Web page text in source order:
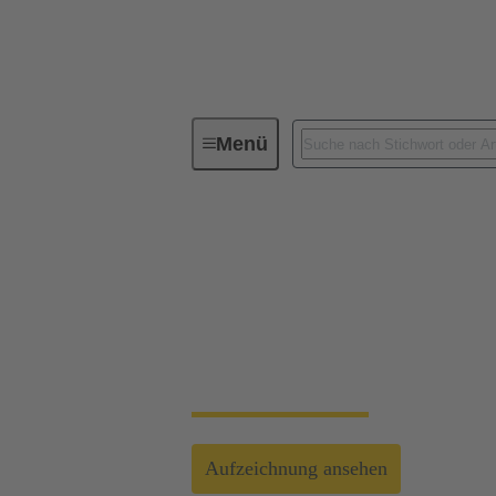
MenüEnergy Transition Days 2025
Aufzeichnung ansehen